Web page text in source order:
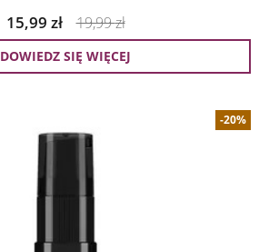
15,99 zł 19,99zł
DOWIEDZ SIĘ WIĘCEJ
-20%